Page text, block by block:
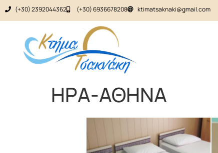
(+30) 2392044362 (+30) 6936678208 ktimatsaknaki@gmail.com
ΗΡΑ-ΑΘΗΝΑ